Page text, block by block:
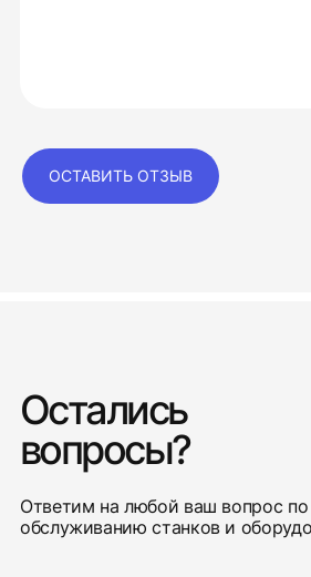
ОСТАВИТЬ ОТЗЫВ
Остались
вопросы?
Ответим на любой ваш вопрос по
обслуживанию станков и